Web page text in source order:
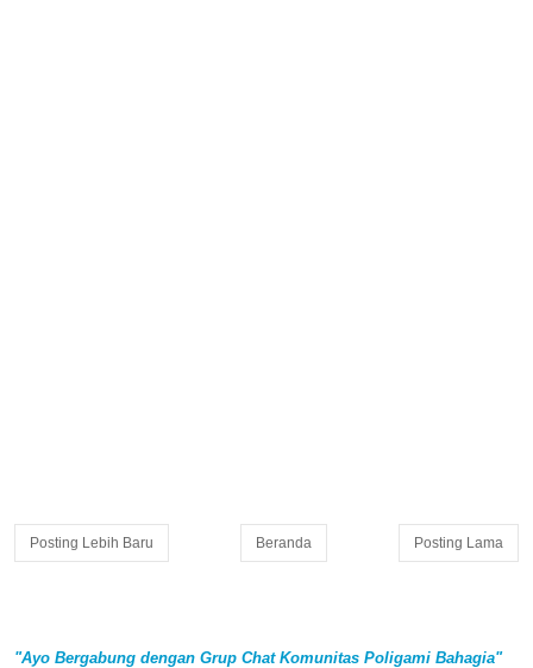
Posting Lebih Baru Posting Lama
Beranda
"Ayo Bergabung dengan Grup Chat Komunitas Poligami Bahagia"